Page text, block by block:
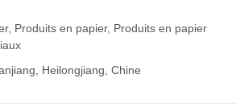
Produits en papier, Produits en papier
Heilongjiang, Chine